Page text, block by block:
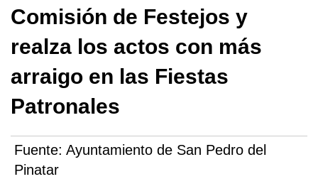
Comisión de Festejos y
realza los actos con más
arraigo en las Fiestas
Patronales
Fuente: Ayuntamiento de San Pedro del
Pinatar